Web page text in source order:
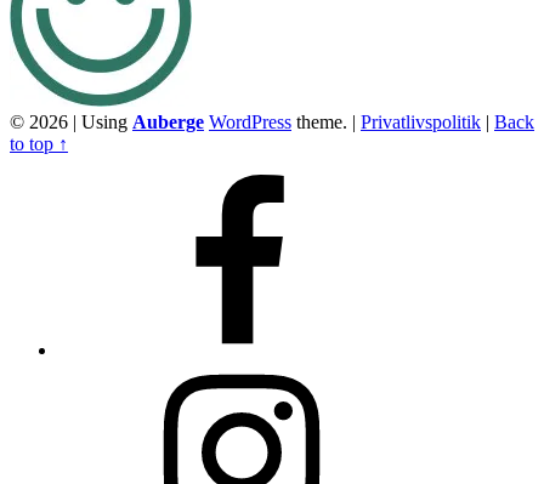
© 2026 | Using Auberge WordPress theme. | Privatlivspolitik | Back
to top ↑